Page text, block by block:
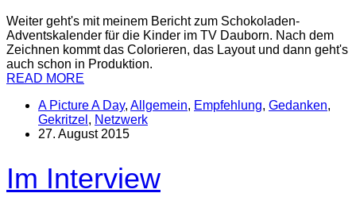
Weiter geht's mit meinem Bericht zum Schokoladen-
Adventskalender für die Kinder im TV Dauborn. Nach dem
Zeichnen kommt das Colorieren, das Layout und dann geht's
auch schon in Produktion.
READ MORE
A Picture A Day, Allgemein, Empfehlung, Gedanken,
Gekritzel , Netzwerk
27. August 2015
Im Interview